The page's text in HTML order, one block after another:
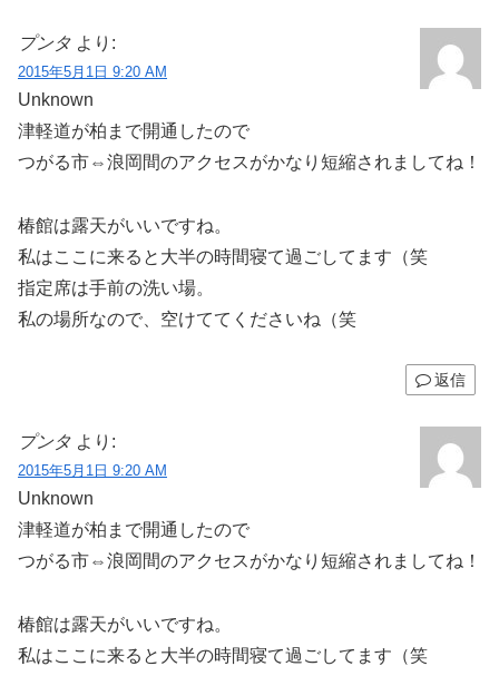
プンタ より:
2015年5月1日 9:20 AM
Unknown
津軽道が柏まで開通したので
つがる市⇔浪岡間のアクセスがかなり短縮されましてね！
椿館は露天がいいですね。
私はここに来ると大半の時間寝て過ごしてます（笑
指定席は手前の洗い場。
私の場所なので、空けててくださいね（笑
返信
プンタ より:
2015年5月1日 9:20 AM
Unknown
津軽道が柏まで開通したので
つがる市⇔浪岡間のアクセスがかなり短縮されましてね！
椿館は露天がいいですね。
私はここに来ると大半の時間寝て過ごしてます（笑